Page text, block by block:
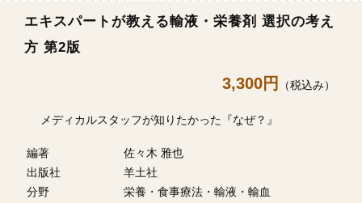
エキスパートが教える輸液・栄養剤 選択の考え
方 第2版
3,300円 （税込み）
メディカルスタッフが知りたかった『なぜ？』
編著
佐々木 雅也
出版社
羊土社
分野
栄養・食事療法・輸液・輸血